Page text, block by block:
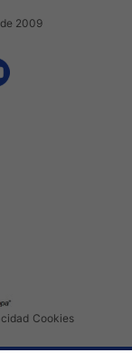
de 2009
Cookies